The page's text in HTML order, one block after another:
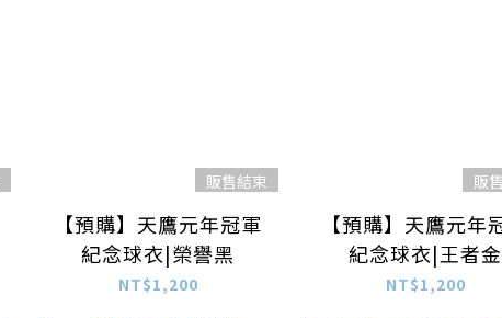
販售結束
【預購】天鷹元年冠軍
紀念球衣|榮譽黑
NT$1,200
販
【預購】天鷹元年
紀念球衣|王者金
NT$1,200